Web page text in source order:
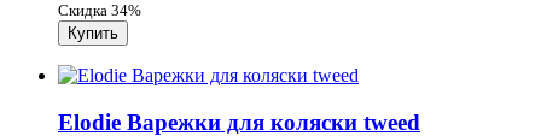
Скидка 34%
Elodie Варежки для коляски tweed